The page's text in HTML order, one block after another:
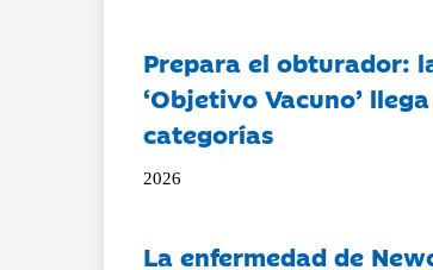
Prepara el obturador:
‘Objetivo Vacuno’
categorías
2026
La enfermedad de